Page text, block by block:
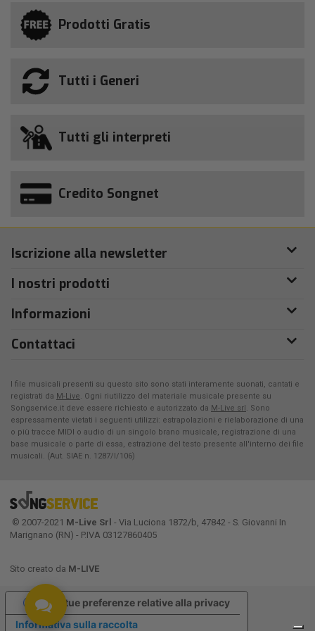
Prodotti Gratis
Tutti i Generi
Tutti gli interpreti
Credito Songnet
Iscrizione alla newsletter
I nostri prodotti
Informazioni
Contattaci
I file musicali presenti su questo sito sono stati interamente suonati, cantati e
registrati da M-Live. Ogni riutilizzo del materiale musicale presente su
Songservice.it deve essere richiesto e autorizzato da M-Live srl . Sono
espressamente vietati i seguenti utilizzi: estrapolazioni e rielaborazione di una
o più tracce MIDI o audio di un singolo brano musicale, registrazione di una
base musicale o parte di essa, estrazione del testo presente all'interno dei file
musicali. (Aut. SIAE n. 1287/I/106)
© 2007-2021 M-Live Srl - Via Luciona 1872/b, 47842 - S. Giovanni In
Marignano (RN) - P.IVA 03127860405
Sito creato da M-LIVE
Informativa sulla raccolta
Le tue preferenze relative alla privacy